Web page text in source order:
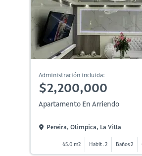
Administración incluida:
$2,200,000
Apartamento En Arriendo
Pereira, Olimpica, La Villa
65.0 m2 Habit. 2 Baños 2